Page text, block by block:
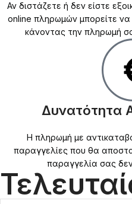
Αν διστάζετε ή δεν είστε
online πληρωμών μπορείτε
κάνοντας την πληρωμή
Δυνατότητα
Η πληρωμή με
παραγγελίες που θα
παραγγελία σας